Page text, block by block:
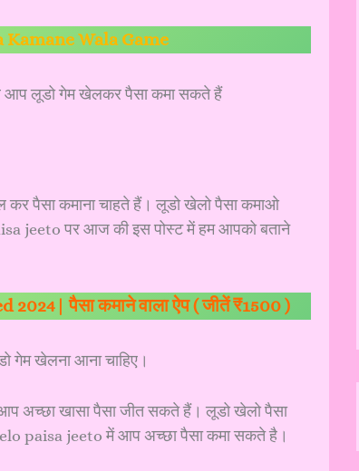
Kamane Wala Game
आप लूडो गेम खेलकर पैसा कमा सकते हैं
पैसा कमाना चाहते हैं। लूडो खेलो पैसा कमाओ
jeeto पर आज की इस पोस्ट में हम आपको बताने
पैसा कमाने वाला ऐप ( जीतें ₹1500 )
खेलना आना चाहिए।
खासा पैसा जीत सकते हैं। लूडो खेलो पैसा
paisa jeeto में आप अच्छा पैसा कमा सकते है।